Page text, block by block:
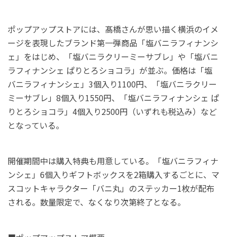
ポップアップストアには、髙橋さんが思い描く横浜のイメ
ージを表現したブランド第一弾商品「塩バニラフィナンシ
ェ」をはじめ、「塩バニラクリーミーサブレ」や「塩バニ
ラフィナンシェ ぱりとろショコラ」が並ぶ。価格は「塩
バニラフィナンシェ」3個入り1100円、「塩バニラクリー
ミーサブレ」8個入り1550円、「塩バニラフィナンシェ ぱ
りとろショコラ」4個入り2500円（いずれも税込み）など
となっている。
開催期間中は購入特典も用意している。「塩バニラフィナ
ンシェ」6個入りギフトボックスを2箱購入するごとに、マ
スコットキャラクター「バニ丸」のステッカー1枚が配布
される。数量限定で、なくなり次第終了となる。